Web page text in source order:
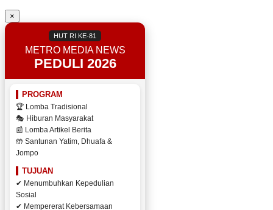
×
HUT RI KE-81
METRO MEDIA NEWS
PEDULI 2026
PROGRAM
🏆 Lomba Tradisional
🎭 Hiburan Masyarakat
📰 Lomba Artikel Berita
🤲 Santunan Yatim, Dhuafa &
Jompo
TUJUAN
✔ Menumbuhkan Kepedulian
Sosial
✔ Mempererat Kebersamaan